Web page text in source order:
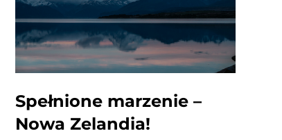
Spełnione marzenie –
Nowa Zelandia!